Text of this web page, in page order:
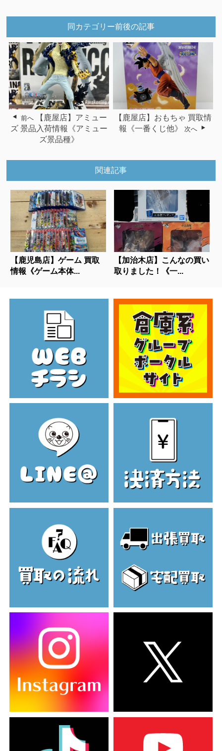
同カテゴリー前後の記事
前へ
【鹿屋店】アミュー
ズ 景品入荷情報《アミュー
ズ景品種》
【鹿屋店】おもちゃ 買取情
報《一番くじ他》
次へ
関連記事
【鹿児島店】ゲーム 買取
情報《ゲーム本体...
【加治木店】こんなの買い
取りました！《一...